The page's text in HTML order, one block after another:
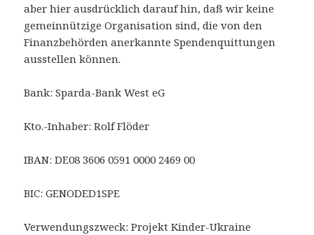
aber hier ausdrücklich darauf hin, daß wir keine
gemeinnützige Organisation sind, die von den
Finanzbehörden anerkannte Spendenquittungen
ausstellen können.
Bank: Sparda-Bank West eG
Kto.-Inhaber: Rolf Flöder
IBAN: DE08 3606 0591 0000 2469 00
BIC: GENODED1SPE
Verwendungszweck: Projekt Kinder-Ukraine